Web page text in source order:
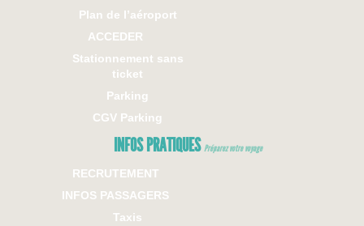
Plan de l’aéroport
ACCEDER
Stationnement sans
ticket
Parking
CGV Parking
INFOS PRATIQUES Préparez votre voyage
RECRUTEMENT
INFOS PASSAGERS
Taxis